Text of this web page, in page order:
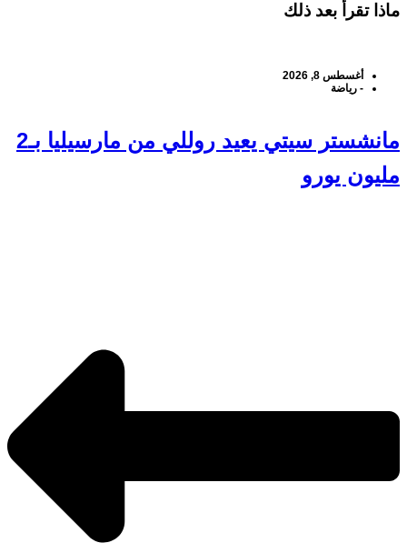
ماذا تقرأ بعد ذلك
أغسطس 8, 2026
- رياضة
مانشستر سيتي يعيد روللي من مارسيليا بـ2
مليون يورو